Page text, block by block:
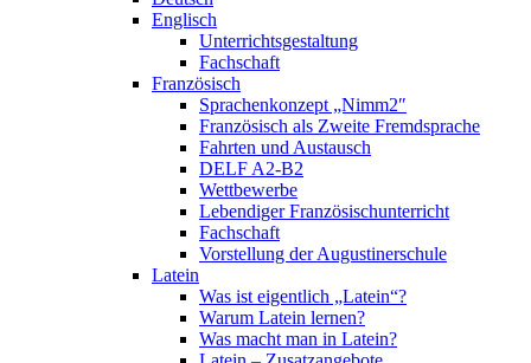
Englisch
Unterrichtsgestaltung
Fachschaft
Französisch
Sprachenkonzept „Nimm2″
Französisch als Zweite Fremdsprache
Fahrten und Austausch
DELF A2-B2
Wettbewerbe
Lebendiger Französischunterricht
Fachschaft
Vorstellung der Augustinerschule
Latein
Was ist eigentlich „Latein“?
Warum Latein lernen?
Was macht man in Latein?